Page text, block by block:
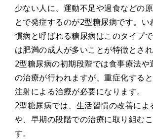
少ない人に、運動不足や過食などの
とで発症するのが2型糖尿病です。い
慣病と呼ばれる糖尿病はこのタイプ
は肥満の成人が多いことが特徴とされ
2型糖尿病の初期段階では食事療法や
の治療が行われますが、重症化する
注射による治療が必要になります。
2型糖尿病では、生活習慣の改善によ
や、早期の段階での治療に取り組む
す。